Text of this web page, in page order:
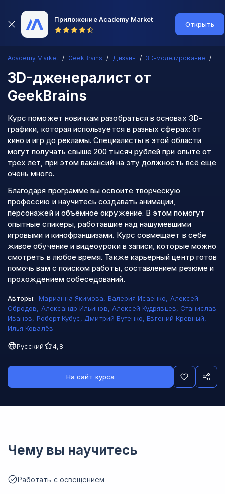
Приложение Academy Market
Открыть
Academy Market GeekBrains Дизайн 3D-моделирование
3D-дженералист от
GeekBrains
Курс поможет новичкам разобраться в основах 3D-
графики, которая используется в разных сферах: от
кино и игр до рекламы. Специалисты в этой области
могут получать свыше 200 тысяч рублей при опыте от
трёх лет, при этом вакансий на эту должность всё ещё
очень много.
Благодаря программе вы освоите творческую
профессию и научитесь создавать анимации,
персонажей и объёмное окружение. В этом помогут
опытные спикеры, работавшие над нашумевшими
игровыми и кинофраншизами. Курс совмещает в себе
живое обучение и видеоуроки в записи, которые можно
смотреть в любое время. Также карьерный центр готов
помочь вам с поиском работы, составлением резюме и
прохождением собеседований.
Авторы: Марианна Якимова Валерия Исаенко
Алексей
Сбродов
Александр Ильинов Алексей Кудрявцев
Станислав
Иванов
Роберт Кубус Дмитрий Бутенко Евгений Кревный
Илья Ковалёв
Русский 4,8
На сайт курса
Чему вы научитесь
Работать с освещением